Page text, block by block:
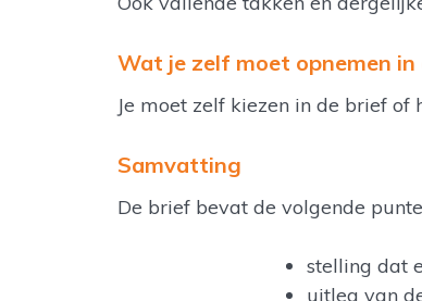
Wat je zelf moet opnemen in
Je moet zelf kiezen in de brief
Samvatting
De brief bevat de volgende
stelling dat
uitleg van